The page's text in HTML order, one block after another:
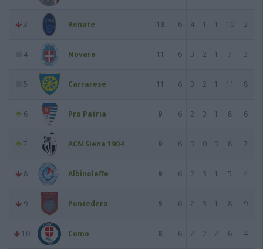
3 Renate 13 6 4 1 1 10 2
4 Novara 11 6 3 2 1 7 3
5 Carrarese 11 6 3 2 1 11 8
6 Pro Patria 9 6 2 3 1 8 6
7 ACN Siena 1904 9 6 3 0 3 8 7
8 Albinoleffe 9 6 2 3 1 5 4
9 Pontedera 9 6 2 3 1 8 9
10 Como 8 6 2 2 2 6 4